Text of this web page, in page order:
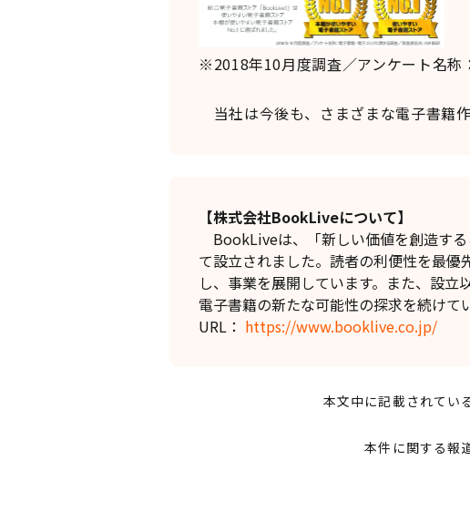
※2018年10月度調査／アンケート名称
当社は今後も、さまざまな電子書籍
【株式会社BookLiveについて】
BookLiveは、「新しい価値を創造す
て設立されました。読者の利便性を最
し、事業を展開しています。また、設立
電子書籍の新たな可能性の探求を続けて
URL： https://www.booklive.co.jp/
本文中に記載されてい
本件に関する報